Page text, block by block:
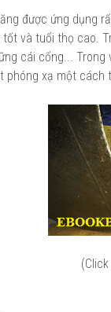
được ứng dụng
và tuổi thọ cao.
cái cống...
phóng xạ một